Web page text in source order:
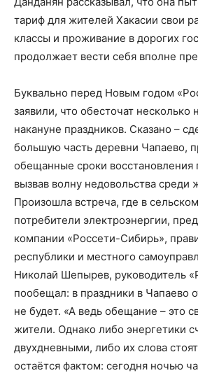
тариф для жителей Хакасии свои
классы и проживание в дорогих
продолжает вести себя вполне
Буквально перед Новым годом
заявили, что обесточат несколько
накануне праздников. Сказано –
большую часть деревни Чапаево,
обещанные сроки восстановления
вызвав волну недовольства среди
Произошла встреча, где в
потребители электроэнергии,
компании «Россети-Сибирь»,
республики и местного
Николай Шепырев, руководитель
пообещал: в праздники в Чапаево
не будет. «А ведь обещание – это
жители. Однако либо энергетики
двухдневными, либо их слова
остаётся фактом: сегодня ночью